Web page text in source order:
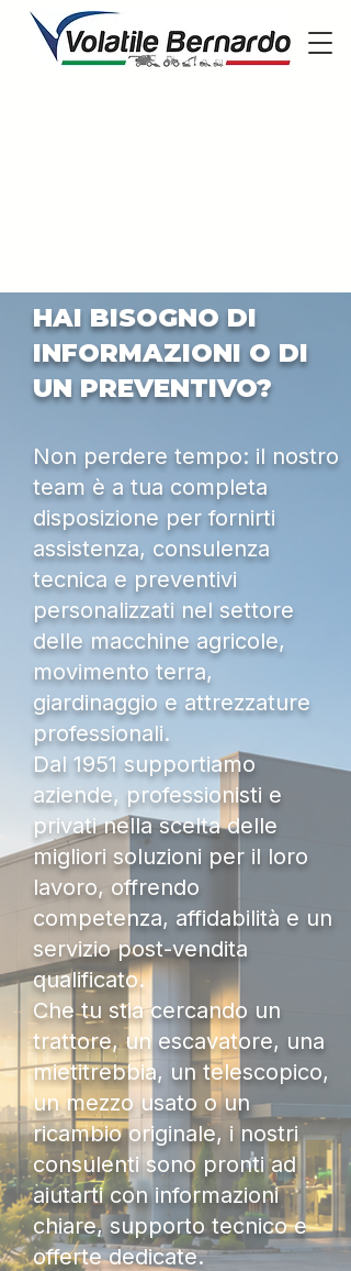
HAI BISOGNO DI
INFORMAZIONI O DI
UN PREVENTIVO?
Non perdere tempo: il nostro
team è a tua completa
disposizione per fornirti
assistenza, consulenza
tecnica e preventivi
personalizzati nel settore
delle macchine agricole,
movimento terra,
giardinaggio e attrezzature
professionali.
Dal 1951 supportiamo
aziende, professionisti e
privati nella scelta delle
migliori soluzioni per il loro
lavoro, offrendo
competenza, affidabilità e un
servizio post-vendita
qualificato.
Che tu stia cercando un
trattore, un escavatore, una
mietitrebbia, un telescopico,
un mezzo usato o un
ricambio originale, i nostri
consulenti sono pronti ad
aiutarti con informazioni
chiare, supporto tecnico e
offerte dedicate.